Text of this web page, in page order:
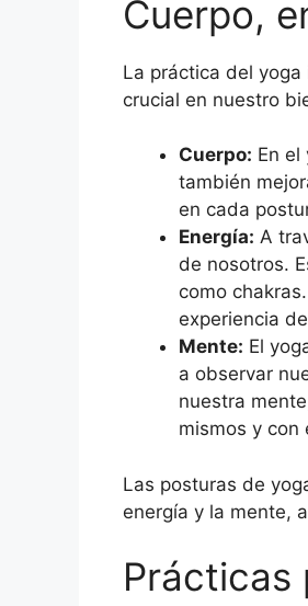
Cuerpo,
La práctica del
crucial en nuestro
Cuerpo: En
también
en cada
Energía: A
de nosotros.
como
experiencia
Mente: El
a observar
nuestra
mismos y con
Las posturas de
energía y la mente,
Prácticas